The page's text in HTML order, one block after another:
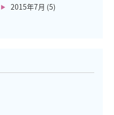
2015年7月 (5)